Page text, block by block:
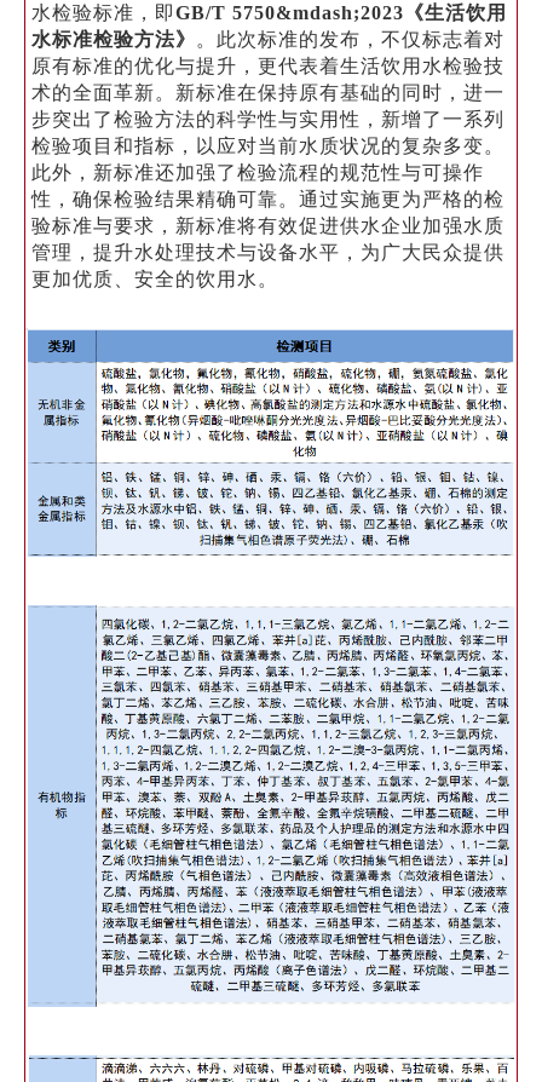
水检验标准，即GB/T 5750&mdash;2023《生活饮用
水标准检验方法》
。此次标准的发布，不仅标志着对
原有标准的优化与提升，更代表着生活饮用水检验技
术的全面革新。新标准在保持原有基础的同时，进一
步突出了检验方法的科学性与实用性，新增了一系列
检验项目和指标，以应对当前水质状况的复杂多变。
此外，新标准还加强了检验流程的规范性与可操作
性，确保检验结果精确可靠。通过实施更为严格的检
验标准与要求，新标准将有效促进供水企业加强水质
管理，提升水处理技术与设备水平，为广大民众提供
更加优质、安全的饮用水。